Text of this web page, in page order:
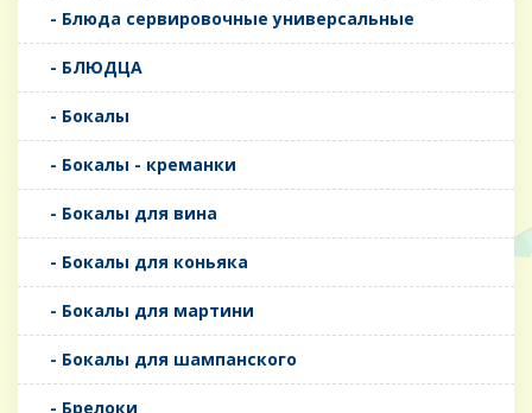
- Блюда сервировочные универсальные
- БЛЮДЦА
- Бокалы
- Бокалы - креманки
- Бокалы для вина
- Бокалы для коньяка
- Бокалы для мартини
- Бокалы для шампанского
- Брелоки